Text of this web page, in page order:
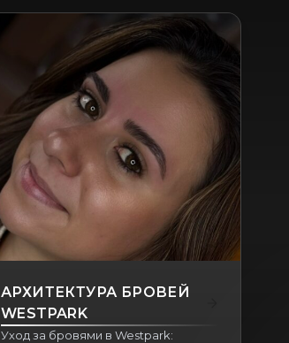
АРХИТЕКТУРА БРОВЕЙ
WESTPARK
Уход за бровями в Westpark: